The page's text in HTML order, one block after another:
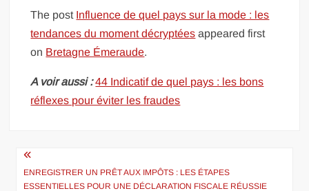
The post Influence de quel pays sur la mode : les
tendances du moment décryptées appeared first
on Bretagne Émeraude.
A voir aussi : 44 Indicatif de quel pays : les bons
réflexes pour éviter les fraudes
Navigation
de
ENREGISTRER UN PRÊT AUX IMPÔTS : LES ÉTAPES
ESSENTIELLES POUR UNE DÉCLARATION FISCALE RÉUSSIE